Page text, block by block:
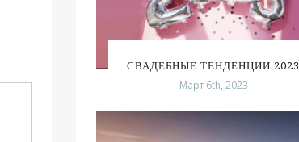
СВАДЕБНЫЕ ТЕНДЕНЦИИ 2023
Март 6th, 2023